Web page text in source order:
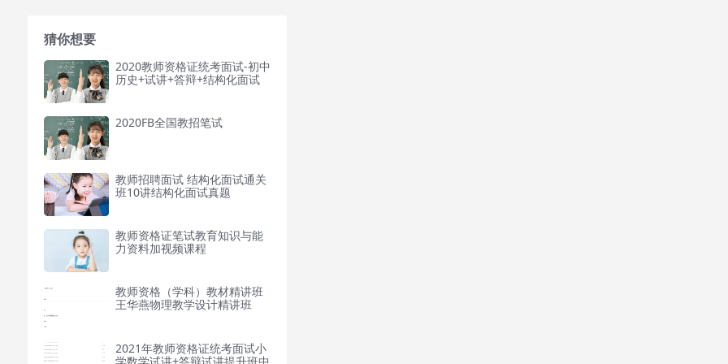
猜你想要
2020教师资格证统考面试-初中
历史+试讲+答辩+结构化面试
2020FB全国教招笔试
教师招聘面试 结构化面试通关
班10讲结构化面试真题
教师资格证笔试教育知识与能
力资料加视频课程
教师资格（学科）教材精讲班
王华燕物理教学设计精讲班
2021年教师资格证统考面试小